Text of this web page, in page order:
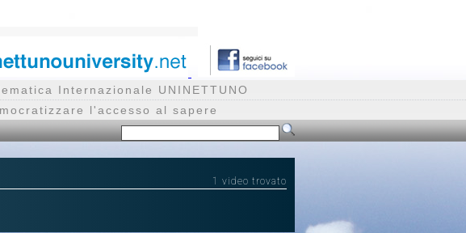
Internazionale UNINETTUNO
l'accesso al sapere
1 video trovato